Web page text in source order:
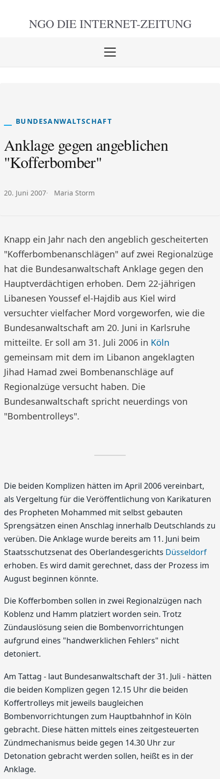
NGO DIE INTERNET-ZEITUNG
Menü
BUNDESANWALTSCHAFT
Anklage gegen angeblichen
"Kofferbomber"
Veröffentlicht am:
20. Juni 2007 Autor:
Maria Storm
Knapp ein Jahr nach den angeblich gescheiterten
"Kofferbombenanschlägen" auf zwei Regionalzüge
hat die Bundesanwaltschaft Anklage gegen den
Hauptverdächtigen erhoben. Dem 22-jährigen
Libanesen Youssef el-Hajdib aus Kiel wird
versuchter vielfacher Mord vorgeworfen, wie die
Bundesanwaltschaft am 20. Juni in Karlsruhe
mitteilte. Er soll am 31. Juli 2006 in Köln
gemeinsam mit dem im Libanon angeklagten
Jihad Hamad zwei Bombenanschläge auf
Regionalzüge versucht haben. Die
Bundesanwaltschaft spricht neuerdings von
"Bombentrolleys".
Die beiden Komplizen hätten im April 2006 vereinbart,
als Vergeltung für die Veröffentlichung von Karikaturen
des Propheten Mohammed mit selbst gebauten
Sprengsätzen einen Anschlag innerhalb Deutschlands zu
verüben. Die Anklage wurde bereits am 11. Juni beim
Staatsschutzsenat des Oberlandesgerichts Düsseldorf
erhoben. Es wird damit gerechnet, dass der Prozess im
August beginnen könnte.
Die Kofferbomben sollen in zwei Regionalzügen nach
Koblenz und Hamm platziert worden sein. Trotz
Zündauslösung seien die Bombenvorrichtungen
aufgrund eines "handwerklichen Fehlers" nicht
detoniert.
Am Tattag - laut Bundesanwaltschaft der 31. Juli - hätten
die beiden Komplizen gegen 12.15 Uhr die beiden
Koffertrolleys mit jeweils baugleichen
Bombenvorrichtungen zum Hauptbahnhof in Köln
gebracht. Diese hätten mittels eines zeitgesteuerten
Zündmechanismus beide gegen 14.30 Uhr zur
Detonation gebracht werden sollen, heißt es in der
Anklage.